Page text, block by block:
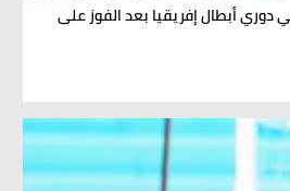
أبطال إفريقيا بعد الفوز على